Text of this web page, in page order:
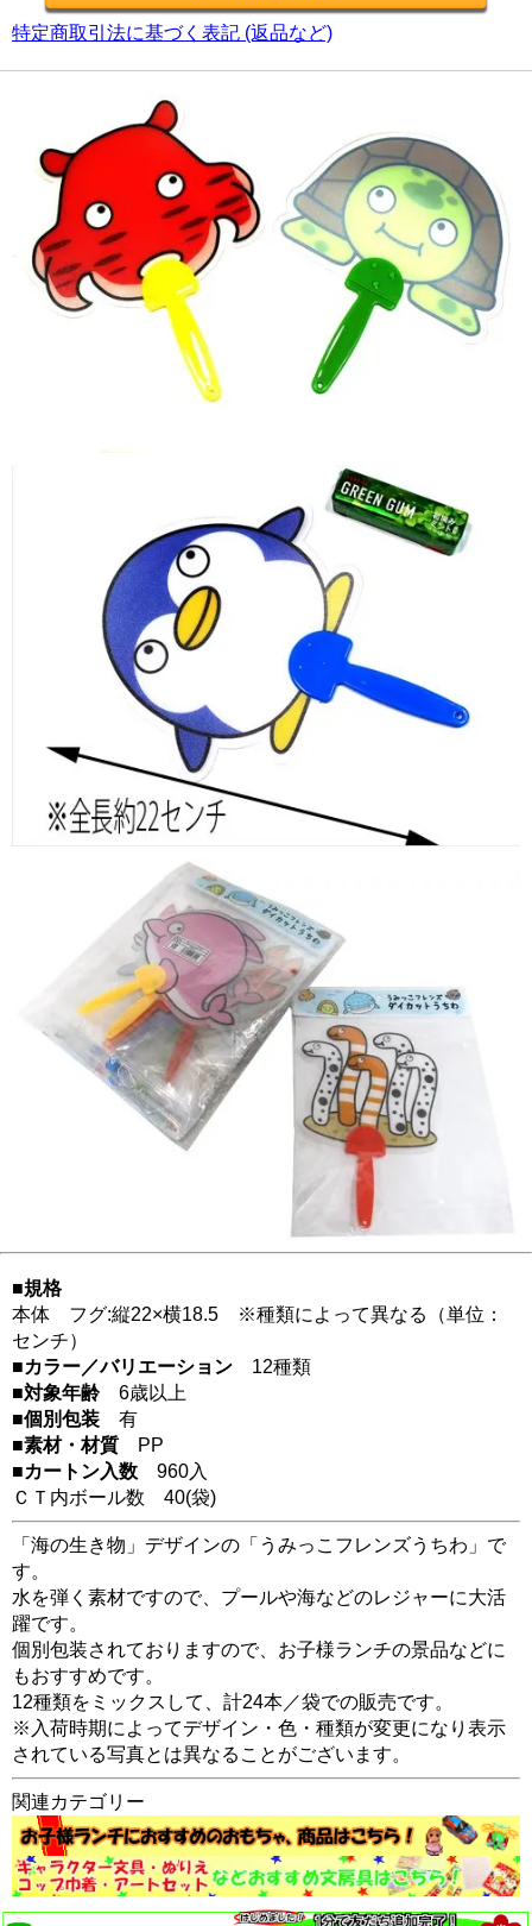
特定商取引法に基づく表記 (返品など)
■規格
本体 フグ:縦22×横18.5 ※種類によって異なる（単位：
センチ）
■カラー／バリエーション 12種類
■対象年齢 6歳以上
■個別包装 有
■素材・材質 PP
■カートン入数 960入
ＣＴ内ボール数 40(袋)
「海の生き物」デザインの「うみっこフレンズうちわ」で
す。
水を弾く素材ですので、プールや海などのレジャーに大活
躍です。
個別包装されておりますので、お子様ランチの景品などに
もおすすめです。
12種類をミックスして、計24本／袋での販売です。
※入荷時期によってデザイン・色・種類が変更になり表示
されている写真とは異なることがございます。
関連カテゴリー